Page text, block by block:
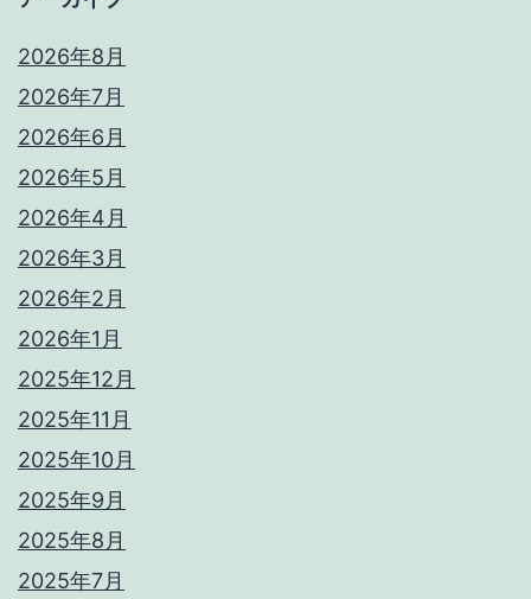
2026年8月
2026年7月
2026年6月
2026年5月
2026年4月
2026年3月
2026年2月
2026年1月
2025年12月
2025年11月
2025年10月
2025年9月
2025年8月
2025年7月